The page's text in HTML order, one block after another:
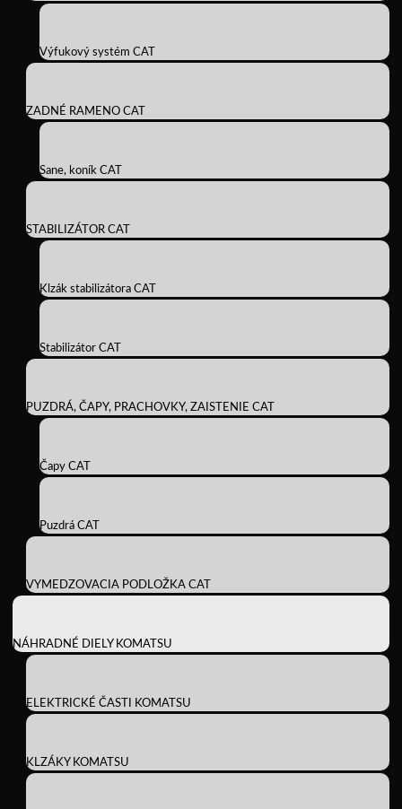
Výfukový systém CAT
ZADNÉ RAMENO CAT
Sane, koník CAT
STABILIZÁTOR CAT
Klzák stabilizátora CAT
Stabilizátor CAT
PUZDRÁ, ČAPY, PRACHOVKY, ZAISTENIE CAT
Čapy CAT
Puzdrá CAT
VYMEDZOVACIA PODLOŽKA CAT
NÁHRADNÉ DIELY KOMATSU
ELEKTRICKÉ ČASTI KOMATSU
KLZÁKY KOMATSU